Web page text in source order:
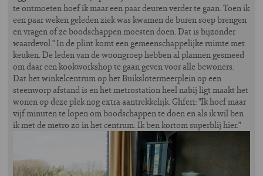
te ontmoeten hoef ik maar een paar deuren verder te gaan. Toen ik
een paar weken geleden ziek was kwamen de buren soep brengen
en vragen of ze boodschappen moesten doen. Dat is bijzonder
waardevol." In de plint komt een gemeenschappelijke ruimte met
keuken. De leden van de woongroep hebben al plannen gesmeed
om daar een kookworkshop te gaan geven voor alle bewoners.
Dat het winkelcentrum op het Buikslotermeerplein op een
steenworp afstand is en het metrostation heel nabij ligt maakt het
wonen op deze plek nog extra aantrekkelijk. Ghferi: "Ik hoef maar
vijf minuten te lopen om boodschappen te doen en als ik wil ben
ik met de metro zo in het centrum. Ik ben kortom superblij hier."